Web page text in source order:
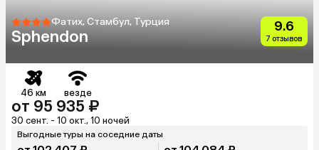
Фатих, Стамбул, Турция
Sphendon
9.6
7 отзывов
46 км везде
от 95 935 ₽
30 сент. - 10 окт., 10 ночей
Выгодные туры на соседние даты